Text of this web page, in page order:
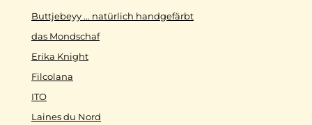
Buttjebeyy ... natürlich handgefärbt
das Mondschaf
Erika Knight
Filcolana
ITO
Laines du Nord